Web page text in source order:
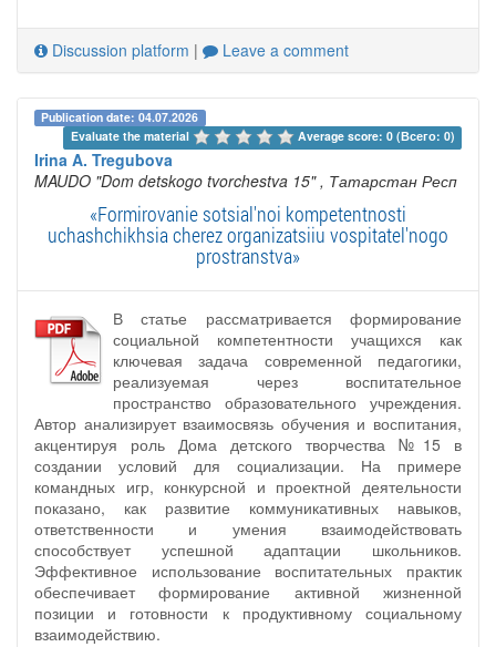
Discussion platform | Leave a comment
Publication date: 04.07.2026
Evaluate the material
Average score: 0 (Всего: 0)
Irina A. Tregubova
MAUDO "Dom detskogo tvorchestva 15" , Татарстан Респ
«Formirovanie sotsial'noi kompetentnosti
uchashchikhsia cherez organizatsiiu vospitatel'nogo
prostranstva»
В статье рассматривается формирование
социальной компетентности учащихся как
ключевая задача современной педагогики,
реализуемая через воспитательное
пространство образовательного учреждения.
Автор анализирует взаимосвязь обучения и воспитания,
акцентируя роль Дома детского творчества №15 в
создании условий для социализации. На примере
командных игр, конкурсной и проектной деятельности
показано, как развитие коммуникативных навыков,
ответственности и умения взаимодействовать
способствует успешной адаптации школьников.
Эффективное использование воспитательных практик
обеспечивает формирование активной жизненной
позиции и готовности к продуктивному социальному
взаимодействию.